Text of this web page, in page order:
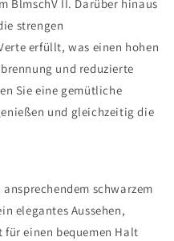
BlmschV II. Darüber hinaus
strengen
erfüllt, was einen hohen
und reduzierte
Sie eine gemütliche
und gleichzeitig die
schwarzem
elegantes Aussehen,
für einen bequemen Halt